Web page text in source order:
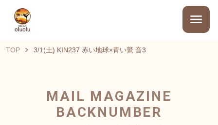
TOP 3/1(土) KIN237 赤い地球×青い鷲 音3
MAIL MAGAZINE
BACKNUMBER